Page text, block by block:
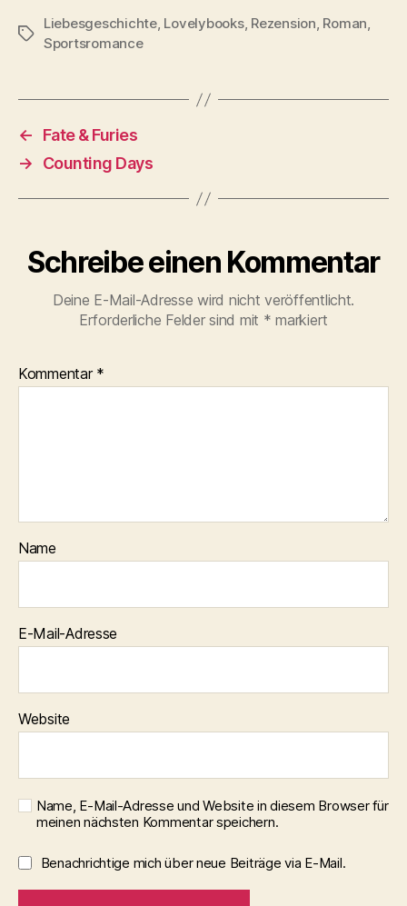
Schlagwörter
Liebesgeschichte, Lovelybooks, Rezension, Roman,
Sportsromance
←
Fate & Furies
→
Counting Days
Schreibe einen Kommentar
Deine E-Mail-Adresse wird nicht veröffentlicht.
Erforderliche Felder sind mit * markiert
Kommentar *
Name
E-Mail-Adresse
Website
Name, E-Mail-Adresse und Website in diesem Browser für
meinen nächsten Kommentar speichern.
Benachrichtige mich über neue Beiträge via E-Mail.